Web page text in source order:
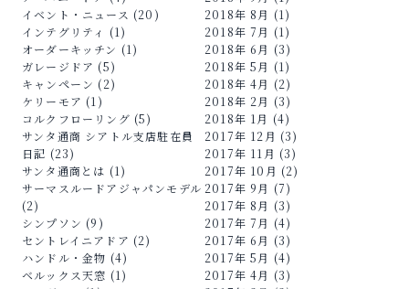
イベント・ニュース (20)
インテグリティ (1)
オーダーキッチン (1)
ガレージドア (5)
キャンペーン (2)
ケリーモア (1)
コルクフローリング (5)
サンタ通商 シアトル支店駐在員
日記 (23)
サンタ通商とは (1)
サーマスルードアジャパンモデル
(2)
シンプソン (9)
セントレイニアドア (2)
ハンドル・金物 (4)
ベルックス天窓 (1)
2018年 8月 (1)
2018年 7月 (1)
2018年 6月 (3)
2018年 5月 (1)
2018年 4月 (2)
2018年 2月 (3)
2018年 1月 (4)
2017年 12月 (3)
2017年 11月 (3)
2017年 10月 (2)
2017年 9月 (7)
2017年 8月 (3)
2017年 7月 (4)
2017年 6月 (3)
2017年 5月 (4)
2017年 4月 (3)